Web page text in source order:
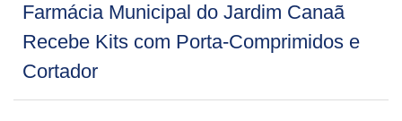
Farmácia Municipal do Jardim Canaã
Recebe Kits com Porta-Comprimidos e
Cortador